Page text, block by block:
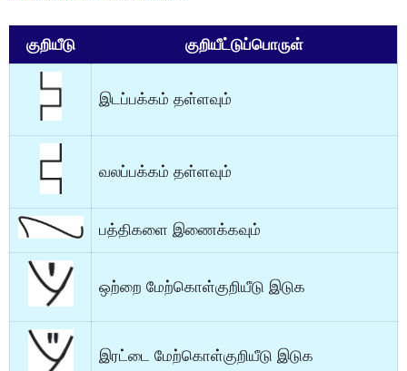
குறியீடு குறியீட்டுப்பொருள்
இடப்பக்கம் தள்ளவும்
வலப்பக்கம் தள்ளவும்
பத்திகளை இணைக்கவும்
ஒற்றை மேற்கொள்குறியீடு இடுக
இரட்டை மேற்கொள்குறியீடு இடுக